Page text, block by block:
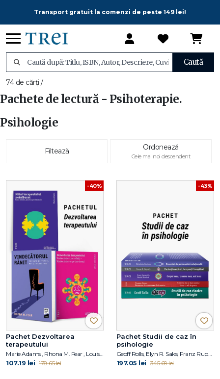
Transport gratuit la comenzi de peste 149 lei!
Caută
74 de cărți /
Pachete de lectură - Psihoterapie.
Psihologie
Filtează Ordonează
Cele mai noi descendent
-40%
Pachet Dezvoltarea
terapeutului
Marie Adams , Rhona M. Fear , Louis Cozolino
107.19 lei 178.65 lei
-43%
Pachet Studii de caz în
psihologie
Geoff Rolls, Elyn R. Saks, Franz Ruppert, Harald Banzhaf, Steven K. Huprich, Christina Moutsou
197.05 lei 345.69 lei